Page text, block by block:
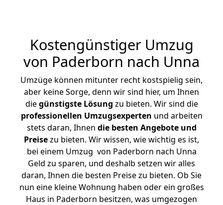
Kostengünstiger Umzug
von Paderborn nach Unna
Umzüge können mitunter recht kostspielig sein,
aber keine Sorge, denn wir sind hier, um Ihnen
diegünstigste Lösung zu bieten. Wir sind die
professionellen Umzugsexperten und arbeiten
stets daran, Ihnen die besten Angebote und
Preisezu bieten. Wir wissen, wie wichtig es ist,
bei einem Umzug von Paderborn nach Unna
Geld zu sparen, und deshalb setzen wir alles
daran, Ihnen die besten Preise zu bieten. Ob Sie
nun eine kleine Wohnung haben oder ein großes
Haus in Paderborn besitzen, was umgezogen